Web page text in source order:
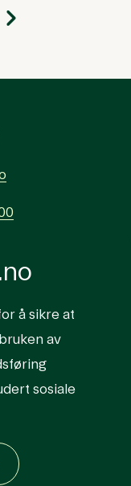
å sikre at
av
sosiale
sosiale
432